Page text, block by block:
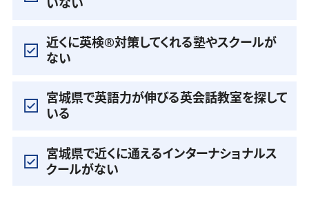
近くに英検®️対策してくれる塾やスクールが
ない
宮城県で英語力が伸びる英会話教室を探して
いる
宮城県で近くに通えるインターナショナルス
クールがない